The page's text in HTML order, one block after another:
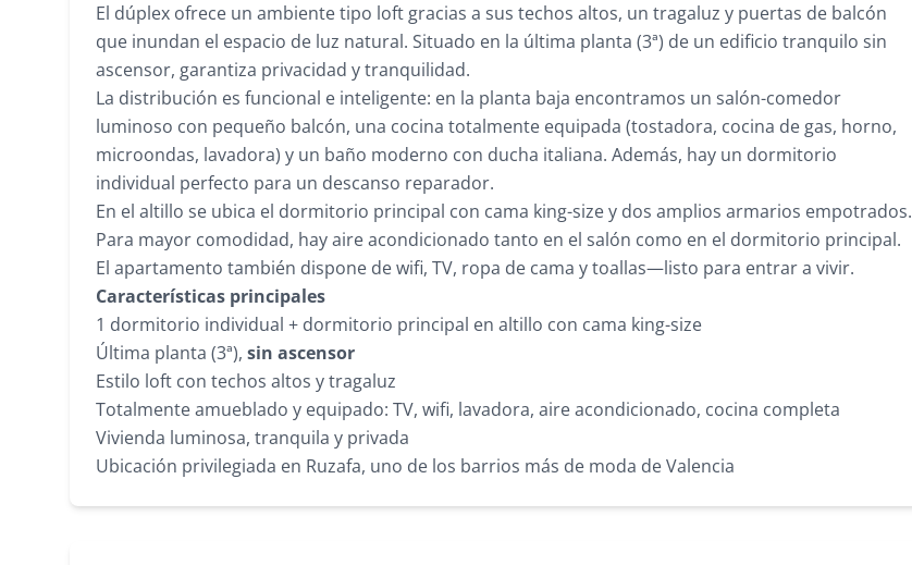
El dúplex ofrece un ambiente tipo loft gracias a sus techos altos, un tragaluz y puertas de balcón
que inundan el espacio de luz natural. Situado en la última planta (3ª) de un edificio tranquilo sin
ascensor, garantiza privacidad y tranquilidad.
La distribución es funcional e inteligente: en la planta baja encontramos un salón-comedor
luminoso con pequeño balcón, una cocina totalmente equipada (tostadora, cocina de gas, horno,
microondas, lavadora) y un baño moderno con ducha italiana. Además, hay un dormitorio
individual perfecto para un descanso reparador.
En el altillo se ubica el dormitorio principal con cama king-size y dos amplios armarios empotrados.
Para mayor comodidad, hay aire acondicionado tanto en el salón como en el dormitorio principal.
El apartamento también dispone de wifi, TV, ropa de cama y toallas—listo para entrar a vivir.
Características principales
1 dormitorio individual + dormitorio principal en altillo con cama king-size
Última planta (3ª), sin ascensor
Estilo loft con techos altos y tragaluz
Totalmente amueblado y equipado: TV, wifi, lavadora, aire acondicionado, cocina completa
Vivienda luminosa, tranquila y privada
Ubicación privilegiada en Ruzafa, uno de los barrios más de moda de Valencia